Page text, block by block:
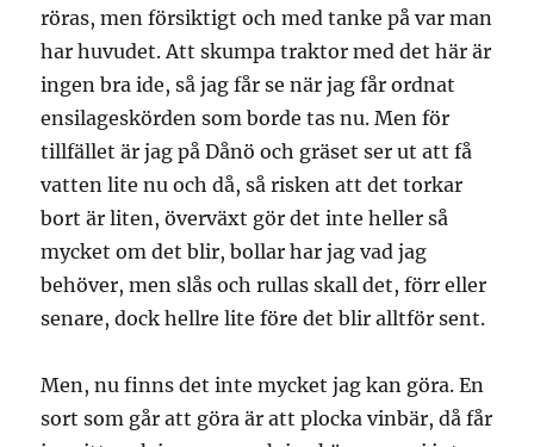
röras, men försiktigt och med tanke på var man
har huvudet. Att skumpa traktor med det här är
ingen bra ide, så jag får se när jag får ordnat
ensilageskörden som borde tas nu. Men för
tillfället är jag på Dånö och gräset ser ut att få
vatten lite nu och då, så risken att det torkar
bort är liten, överväxt gör det inte heller så
mycket om det blir, bollar har jag vad jag
behöver, men slås och rullas skall det, förr eller
senare, dock hellre lite före det blir alltför sent.
Men, nu finns det inte mycket jag kan göra. En
sort som går att göra är att plocka vinbär, då får